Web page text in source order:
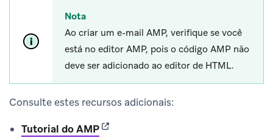
Nota
Ao criar um e-mail AMP, verifique se você
está no editor AMP, pois o código AMP não
deve ser adicionado ao editor de HTML.
Consulte estes recursos adicionais:
Tutorial do AMP(opens in new tab)